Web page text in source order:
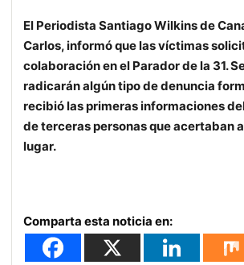
El Periodista Santiago Wilkins de
Carlos, informó que las víctimas
colaboración en el Parador de la 31.
radicarán algún tipo de denuncia
recibió las primeras informaciones
de terceras personas que acertaban
lugar.
Comparta esta noticia en: